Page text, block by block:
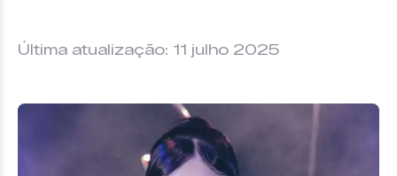
Última atualização: 11 julho 2025